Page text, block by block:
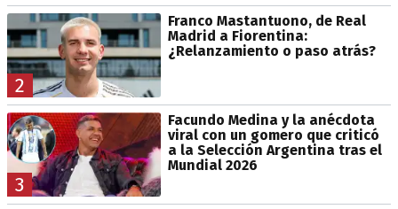
2
Franco Mastantuono, de Real
Madrid a Fiorentina:
¿Relanzamiento o paso atrás?
3
Facundo Medina y la anécdota
viral con un gomero que criticó
a la Selección Argentina tras el
Mundial 2026